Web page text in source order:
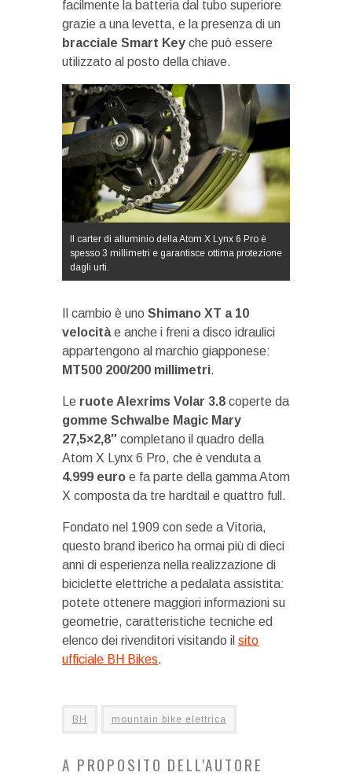
facilmente la batteria dal tubo superiore
grazie a una levetta, e la presenza di un
bracciale Smart Key che può essere
utilizzato al posto della chiave.
Il carter di alluminio della Atom X Lynx 6 Pro è
spesso 3 millimetri e garantisce ottima protezione
dagli urti.
Il cambio è uno Shimano XT a 10
velocitàe anche i freni a disco idraulici
appartengono al marchio giapponese:
MT500 200/200 millimetri.
Le ruote Alexrims Volar 3.8 coperte da
gomme Schwalbe Magic Mary
27,5×2,8″ completano il quadro della
Atom X Lynx 6 Pro, che è venduta a
4.999 euro e fa parte della gamma Atom
X composta da tre hardtail e quattro full.
Fondato nel 1909 con sede a Vitoria,
questo brand iberico ha ormai più di dieci
anni di esperienza nella realizzazione di
biciclette elettriche a pedalata assistita:
potete ottenere maggiori informazioni su
geometrie, caratteristiche tecniche ed
elenco dei rivenditori visitando il sito
ufficiale BH Bikes.
BH mountain bike elettrica
A PROPOSITO DELL'AUTORE